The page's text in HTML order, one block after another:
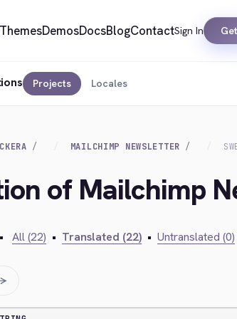
ThemesDemosDocsBlogContactSign In
Projects Locales
MAILCHIMP NEWSLETTER
of Mailchimp
• All (22) • Translated (22) • Untranslated (0)